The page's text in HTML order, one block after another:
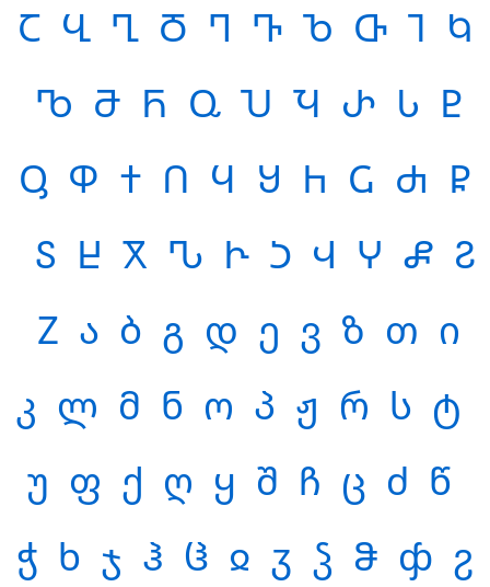
Ⴀ Ⴁ Ⴂ Ⴃ Ⴄ Ⴅ Ⴆ Ⴇ Ⴈ Ⴉ
Ⴊ Ⴋ Ⴌ Ⴍ Ⴎ Ⴏ Ⴐ Ⴑ Ⴒ
Ⴓ Ⴔ Ⴕ Ⴖ Ⴗ Ⴘ Ⴙ Ⴚ Ⴛ Ⴜ
Ⴝ Ⴞ Ⴟ Ⴠ Ⴡ Ⴢ Ⴣ Ⴤ Ⴥ Ⴧ
Ⴭ ა ბ გ დ ე ვ ზ თ ი
კ ლ მ ნ ო პ ჟ რ ს ტ
უ ფ ქ ღ ყ შ ჩ ც ძ წ
ჭ ხ ჯ ჰ ჱ ჲ ჳ ჴ ჵ ჶ ჷ